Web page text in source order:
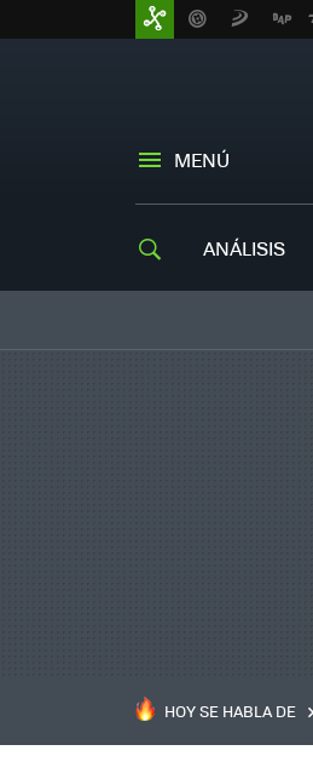
MENÚ
ANÁLISIS
HOY SE HABLA DE